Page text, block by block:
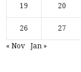
19 20
26 27
« Nov Jan »